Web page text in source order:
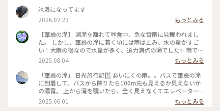
氷瀑になってます
2026.02.23
もっとみる
【華厳の滝】 湯滝を離れて昼食中、急な雷雨に見舞われまし
た。 しかし、華厳の滝に着く頃には雨は止み、水の量がすご
い！大雨の後なので水量が多く、迫力満点の滝でした✨️ 雨でキ
ャンセルした人も多かったようで、人が少なく見やすかったで
す！ #アートな景色 #日光 #華厳の滝
2025.08.04
もっとみる
「華厳の滝」 日光旅行記1️⃣ あいにくの雨。。バスで華厳の滝
に到着して、バスから降りたら100m先も見えるか見えないか
の濃霧。 上から滝を覗いたら、全く見えなくてエレベーター
で下に降りても見えるか見えないかわからないけど、とりあえ
ず降りてみました。 そしたらなんとサーって霧が晴れて、滝が
2025.06.01 もっとみる